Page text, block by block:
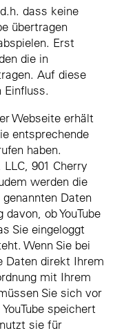
dass keine
übertragen
Erst
die in
Auf diese
Einfluss.
Webseite erhält
entsprechende
haben.
LLC, 901 Cherry
werden die
Daten
ob YouTube
Sie eingeloggt
Wenn Sie bei
Daten direkt Ihrem
mit Ihrem
Sie sich vor
speichert
sie für